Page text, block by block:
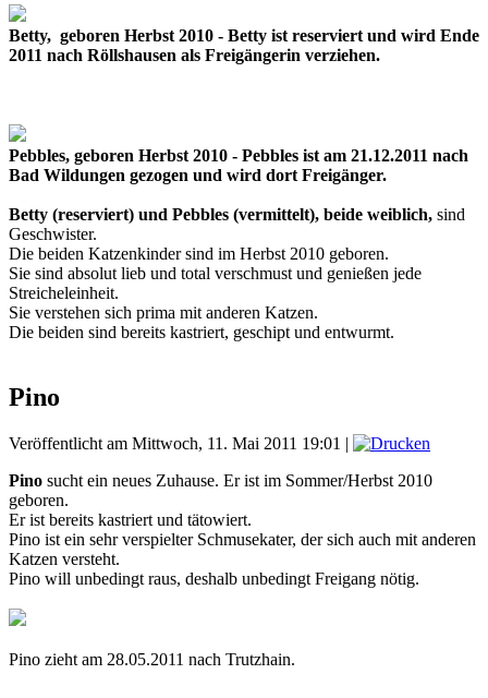
Betty, geboren Herbst 2010 - Betty ist reserviert und wird Ende
2011 nach Röllshausen als Freigängerin verziehen.
Pebbles, geboren Herbst 2010 - Pebbles ist am 21.12.2011 nach
Bad Wildungen gezogen und wird dort Freigänger.
Betty (reserviert) und Pebbles (vermittelt), beide weiblich, sind
Geschwister.
Die beiden Katzenkinder sind im Herbst 2010 geboren.
Sie sind absolut lieb und total verschmust und genießen jede
Streicheleinheit.
Sie verstehen sich prima mit anderen Katzen.
Die beiden sind bereits kastriert, geschipt und entwurmt.
Pino
Veröffentlicht am Mittwoch, 11. Mai 2011 19:01 |
Pino sucht ein neues Zuhause. Er ist im Sommer/Herbst 2010
geboren.
Er ist bereits kastriert und tätowiert.
Pino ist ein sehr verspielter Schmusekater, der sich auch mit anderen
Katzen versteht.
Pino will unbedingt raus, deshalb unbedingt Freigang nötig.
Pino zieht am 28.05.2011 nach Trutzhain.